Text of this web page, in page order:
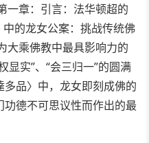
一章：引言：法华顿超的
的龙女公案：挑战传统佛
大乘佛教中最具影响力的
显实”、“会三归一”的圆满
品〉中，龙女即刻成佛的
德不可思议性而作出的最